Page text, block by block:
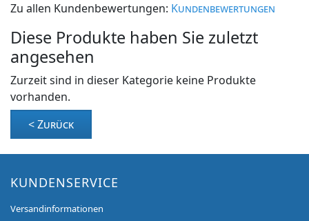
Zu allen Kundenbewertungen: Kundenbewertungen
Diese Produkte haben Sie zuletzt
angesehen
Zurzeit sind in dieser Kategorie keine Produkte
vorhanden.
< Zurück
KUNDENSERVICE
Versandinformationen